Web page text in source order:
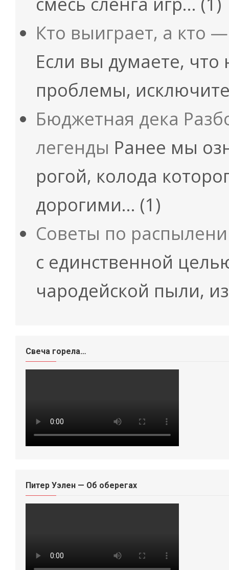
Кто выиграет, а кто
Если вы думаете, что
проблемы,
Бюджетная дека
легенды Ранее мы
рогой, колода
дорогими… (1)
Советы по
с единственной
чародейской пыли,
Свеча горела…
Питер Уэлен — Об оберегах